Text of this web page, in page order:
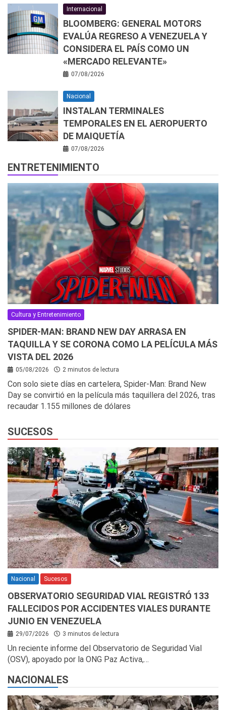
Internacional
BLOOMBERG: GENERAL MOTORS
EVALÚA REGRESO A VENEZUELA Y
CONSIDERA EL PAÍS COMO UN
«MERCADO RELEVANTE»
07/08/2026
Nacional
INSTALAN TERMINALES
TEMPORALES EN EL AEROPUERTO
DE MAIQUETÍA
07/08/2026
ENTRETENIMIENTO
Cultura y Entretenimiento
SPIDER-MAN: BRAND NEW DAY ARRASA EN
TAQUILLA Y SE CORONA COMO LA PELÍCULA MÁS
VISTA DEL 2026
05/08/2026 2 minutos de lectura
Con solo siete días en cartelera, Spider-Man: Brand New
Day se convirtió en la película más taquillera del 2026, tras
recaudar 1.155 millones de dólares
SUCESOS
Nacional Sucesos
OBSERVATORIO SEGURIDAD VIAL REGISTRÓ 133
FALLECIDOS POR ACCIDENTES VIALES DURANTE
JUNIO EN VENEZUELA
29/07/2026 3 minutos de lectura
Un reciente informe del Observatorio de Seguridad Vial
(OSV), apoyado por la ONG Paz Activa,…
NACIONALES